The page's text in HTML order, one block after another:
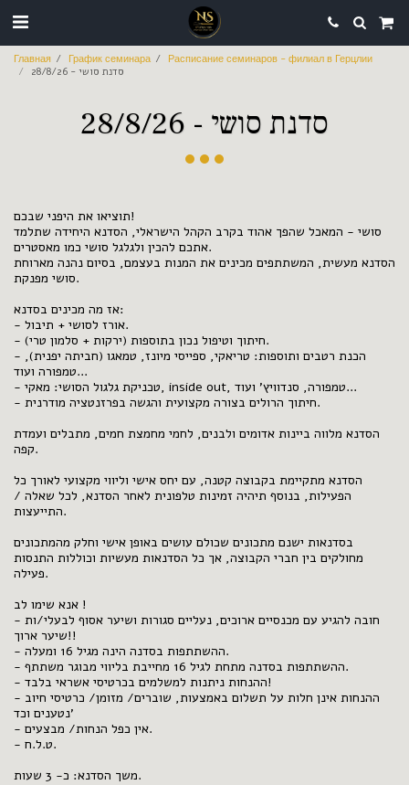
Главная График семинара
Расписание семинаров - филиал в Герцлии
סדנת סושי - 28/8/26
סדנת סושי - 28/8/26
תוציאו את היפני שבכם!
סושי - המאכל שהפך אהוד בקרב הקהל הישראלי, הסדנא היחידה שתלמד
אתכם להכין ולגלגל סושי כמו מאסטרים.
הסדנא מעשית, המשתתפים מכינים את המנות בעצמם, בסיום נהנה מארוחת
סושי מפנקת.
אז מה מכינים בסדנא:
- אורז לסושי + תיבול.
- חיתוך וטיפול נכון בתוספות (ירקות + סלמון טרי).
- הכנת רטבים ותוספות: טריאקי, ספייסי מיונז, טמאגו (חביתה יפנית),
טמפורה ועוד...
- טכניקת גלגול הסושי: מאקי, inside out, טמפורה, סנדוויץ' ועוד...
- חיתוך הרולים בצורה מקצועית והגשה בפרזנטציה מודרנית.
הסדנא מלווה ביינות אדומים ולבנים, לחמי מחמצת חמים, מתבלים ועמדת
קפה.
הסדנא מתקיימת בקבוצה קטנה, עם יחס אישי וליווי מקצועי לאורך כל
הפעילות, בנוסף תיהיה זמינות טלפונית לאחר הסדנא, לכל שאלה /
התייעצות.
בסדנאות ישנם מתכונים שכולם עושים באופן אישי וחלק מהמתכונים
מחולקים בין חברי הקבוצה, אך כל הסדנאות מעשיות וכוללות התנסות
פעילה.
אנא שימו לב !
- חובה להגיע עם מכנסיים ארוכים, נעליים סגורות ושיער אסוף לבעלי/ות
שיער ארוך!!
- ההשתתפות בסדנה הינה מגיל 16 ומעלה.
- ההשתתפות בסדנה מתחת לגיל 16 מחייבת בליווי מבוגר משתתף.
- ההנחות ניתנות למשלמים בכרטיסי אשראי בלבד!
- ההנחות אינן חלות על תשלום באמצעות, שוברים/ מזומן/ כרטיסי חיוב
נטענים וכד'
- אין כפל הנחות/ מבצעים.
- ט.ל.ח.
משך הסדנא: כ- 3 שעות.